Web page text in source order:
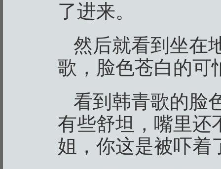
了进来。
然后就看到坐在
歌，脸色苍白的可
看到韩青歌的脸
有些舒坦，嘴里还
姐，你这是被吓着